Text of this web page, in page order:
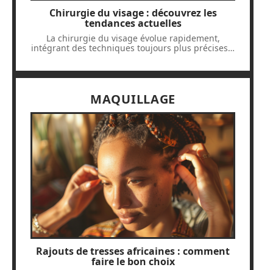
Chirurgie du visage : découvrez les
tendances actuelles
La chirurgie du visage évolue rapidement,
intégrant des techniques toujours plus précises…
MAQUILLAGE
Rajouts de tresses africaines : comment
faire le bon choix